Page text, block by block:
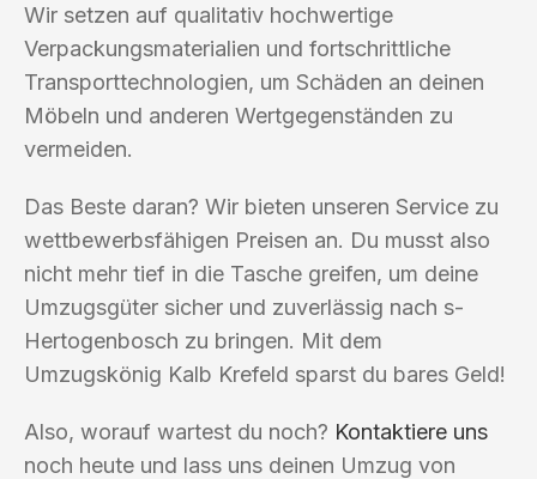
Wir setzen auf qualitativ hochwertige
Verpackungsmaterialien und fortschrittliche
Transporttechnologien, um Schäden an deinen
Möbeln und anderen Wertgegenständen zu
vermeiden.
Das Beste daran? Wir bieten unseren Service zu
wettbewerbsfähigen Preisen an. Du musst also
nicht mehr tief in die Tasche greifen, um deine
Umzugsgüter sicher und zuverlässig nach s-
Hertogenbosch zu bringen. Mit dem
Umzugskönig Kalb Krefeld sparst du bares Geld!
Also, worauf wartest du noch? Kontaktiere uns
noch heute und lass uns deinen Umzug von